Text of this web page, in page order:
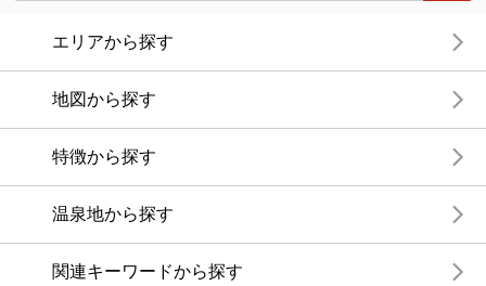
エリアから探す
地図から探す
特徴から探す
温泉地から探す
関連キーワードから探す